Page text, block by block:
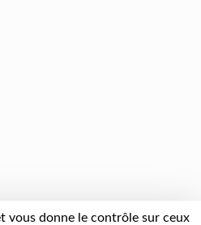
vous donne le contrôle sur ceux